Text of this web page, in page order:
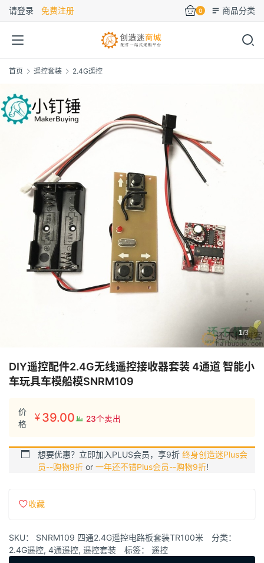
请登录 免费注册 0 商品分类
首页 遥控套装 2.4G遥控
1/3
DIY遥控配件2.4G无线遥控接收器套装 4通道 智能小
车玩具车模船模SNRM109
价
格
¥ 39.00 23个卖出
想要优惠？立即加入PLUS会员，享9折 终身创造迷Plus会
员--购物9折 or 一年还不错Plus会员--购物9折!
收藏
SKU： SNRM109 四通2.4G遥控电路板套装TR100米
分类：
2.4G遥控, 4通遥控, 遥控套装 标签： 遥控